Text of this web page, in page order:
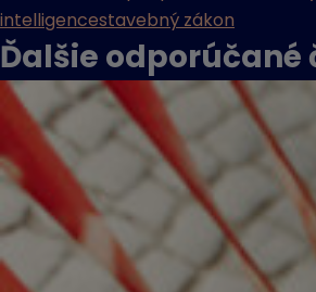
intelligencestavebný zákon
Ďalšie odporúčané